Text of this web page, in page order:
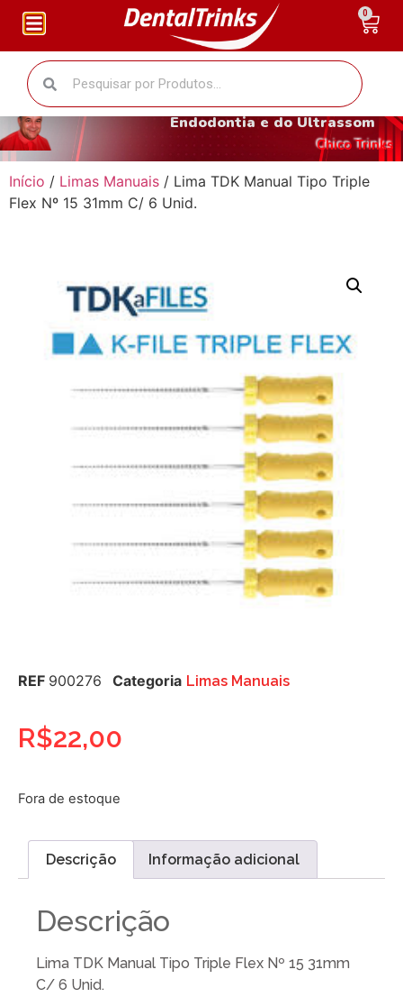
O fantástico mundo da
Endodontia e do Ultrassom
Chico Trinks
Início / Limas Manuais / Lima TDK Manual Tipo Triple
Flex Nº 15 31mm C/ 6 Unid.
REF 900276 Categoria Limas Manuais
R$22,00
Fora de estoque
Descrição Informação adicional
Descrição
Lima TDK Manual Tipo Triple Flex Nº 15 31mm
C/ 6 Unid.
0